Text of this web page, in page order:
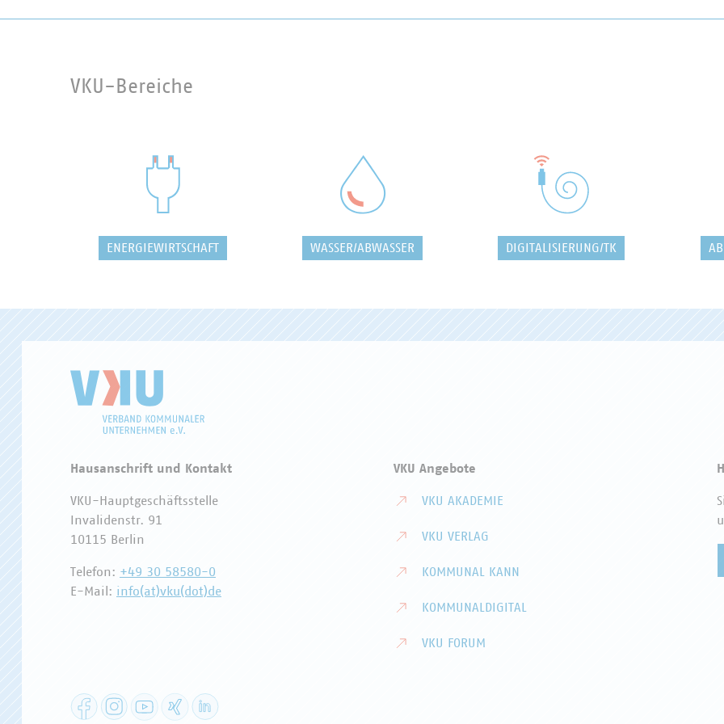
VKU-Bereiche
ENERGIEWIRTSCHAFT WASSER/ABWASSER DIGITALISIERUNG/TK
Hausanschrift und Kontakt
VKU-Hauptgeschäftsstelle
Invalidenstr. 91
10115 Berlin
Telefon: +49 30 58580-0
E-Mail: info(at)vku(dot)de
VKU Angebote
VKU AKADEMIE
VKU VERLAG
KOMMUNAL KANN
KOMMUNALDIGITAL
VKU FORUM
FacebookInstagramYouTube XING